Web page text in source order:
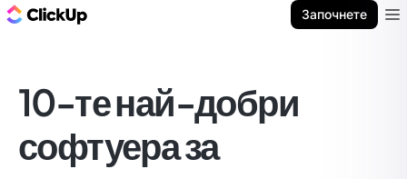
Започнете
10-те най-добри
софтуера за